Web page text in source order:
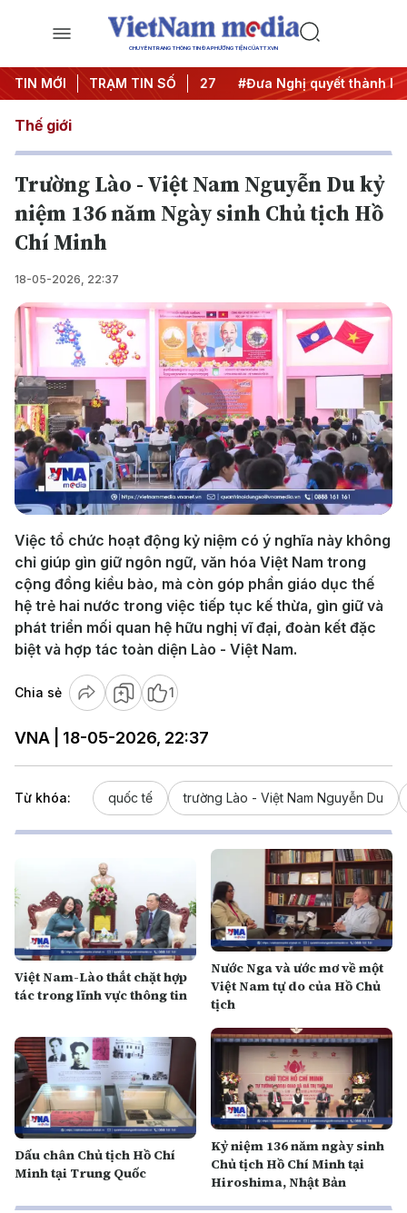
CHUYÊN TRANG THÔNG TIN ĐA PHƯƠNG TIỆN CỦA TTXVN
TIN MỚI TRẠM TIN SỐ
Trung ương 3 #APEC 2027 #Đưa Nghị quyết thành
Thế giới
Trường Lào - Việt Nam Nguyễn Du kỷ
niệm 136 năm Ngày sinh Chủ tịch Hồ
Chí Minh
18-05-2026, 22:37
Play
Video
Việc tổ chức hoạt động kỷ niệm có ý nghĩa này không
chỉ giúp gìn giữ ngôn ngữ, văn hóa Việt Nam trong
cộng đồng kiều bào, mà còn góp phần giáo dục thế
hệ trẻ hai nước trong việc tiếp tục kế thừa, gìn giữ và
phát triển mối quan hệ hữu nghị vĩ đại, đoàn kết đặc
biệt và hợp tác toàn diện Lào - Việt Nam.
Chia sẻ 1
VNA | 18-05-2026, 22:37
Từ khóa: quốc tế trường Lào - Việt Nam Nguyễn Du
Việt Nam-Lào thắt chặt hợp
tác trong lĩnh vực thông tin
Nước Nga và ước mơ về một
Việt Nam tự do của Hồ Chủ
tịch
Dấu chân Chủ tịch Hồ Chí
Minh tại Trung Quốc
Kỷ niệm 136 năm ngày sinh
Chủ tịch Hồ Chí Minh tại
Hiroshima, Nhật Bản